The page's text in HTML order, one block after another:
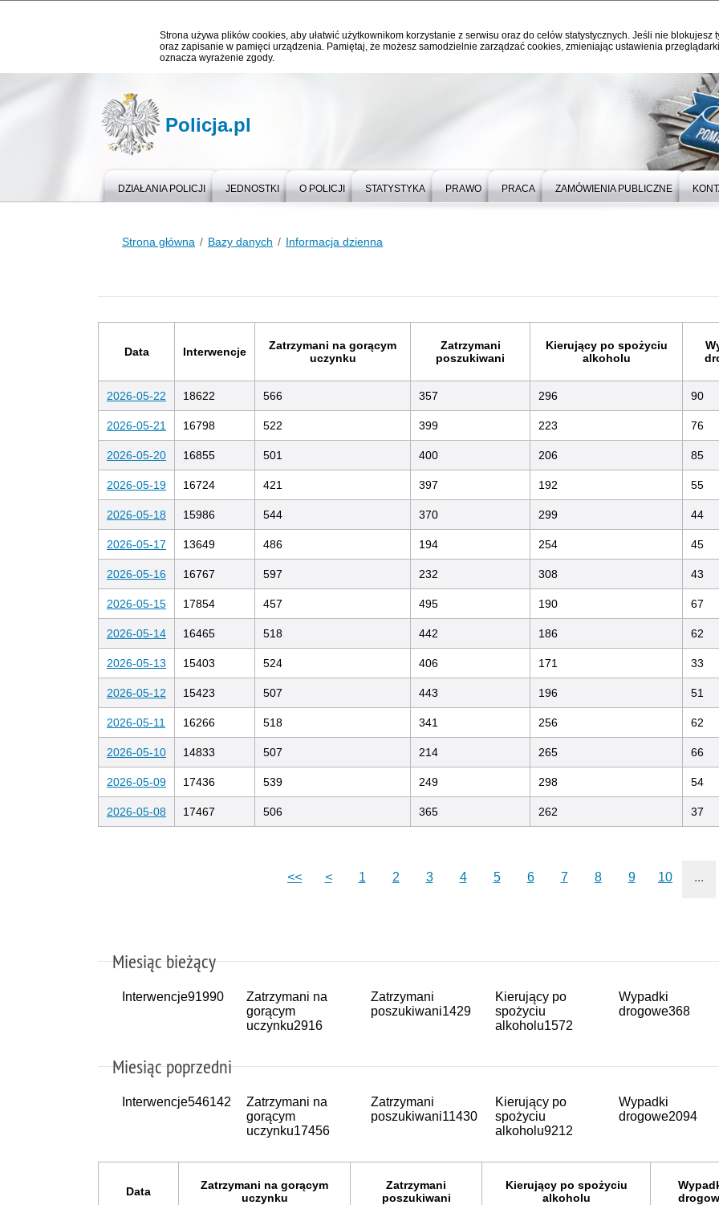
Strona używa plików cookies, aby ułatwić użytkownikom korzystanie z serwisu oraz do celów statystycznych. Jeśli nie blokujesz
oraz zapisanie w pamięci urządzenia. Pamiętaj, że możesz samodzielnie zarządzać cookies, zmieniając ustawienia
oznacza wyrażenie zgody.
Policja.pl
DZIAŁANIA POLICJI JEDNOSTKI O POLICJI STATYSTYKA PRAWO PRACA ZAMÓWIENIA PUBLICZNE
Strona główna Bazy danych Informacja dzienna
Data Interwencje
Zatrzymani na gorącym
uczynku
Zatrzymani
poszukiwani
Kierujący po spożyciu
alkoholu
2026-05-22 18622 566 357 296 90
2026-05-21 16798 522 399 223 76
2026-05-20 16855 501 400 206 85
2026-05-19 16724 421 397 192 55
2026-05-18 15986 544 370 299 44
2026-05-17 13649 486 194 254 45
2026-05-16 16767 597 232 308 43
2026-05-15 17854 457 495 190 67
2026-05-14 16465 518 442 186 62
2026-05-13 15403 524 406 171 33
2026-05-12 15423 507 443 196 51
2026-05-11 16266 518 341 256 62
2026-05-10 14833 507 214 265 66
2026-05-09 17436 539 249 298 54
2026-05-08 17467 506 365 262 37
<< < 1 2 3 4 5 6 7 8 9 10 ...
Miesiąc bieżący
Interwencje91990
Zatrzymani na
gorącym
uczynku2916
Zatrzymani
poszukiwani1429
Kierujący po
spożyciu
alkoholu1572
Wypadki
drogowe368
Miesiąc poprzedni
Interwencje546142
Zatrzymani na
gorącym
uczynku17456
Zatrzymani
poszukiwani11430
Kierujący po
spożyciu
alkoholu9212
Wypadki
drogowe2094
Data
Zatrzymani na gorącym
uczynku
Zatrzymani
poszukiwani
Kierujący po spożyciu
alkoholu